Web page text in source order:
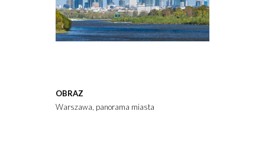
OBRAZ
Warszawa, panorama miasta